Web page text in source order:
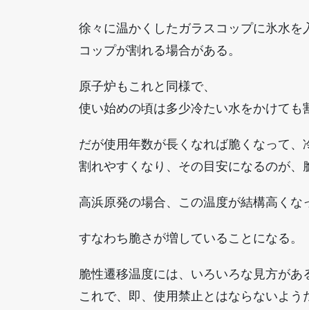
徐々に温かくしたガラスコップに氷水を
コップが割れる場合がある。
原子炉もこれと同様で、
使い始めの頃は多少冷たい水をかけても
だが使用年数が長くなれば脆くなって、
割れやすくなり、その目安になるのが、
高浜原発の場合、この温度が結構高くな
すなわち脆さが増していることになる。
脆性遷移温度には、いろいろな見方があ
これで、即、使用禁止とはならないよう